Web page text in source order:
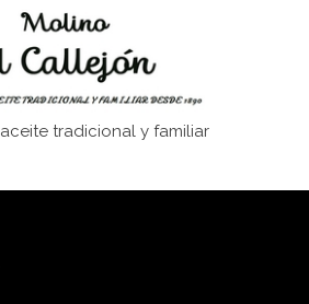
tradicional y familiar